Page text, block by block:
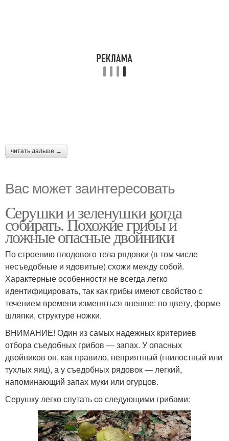
читать дальше →
Вас может заинтересовать
Серушки и зеленушки когда
собирать. Похожие грибы и
ложные опасные двойники
По строению плодового тела рядовки (в том числе
несъедобные и ядовитые) схожи между собой.
Характерные особенности не всегда легко
идентифицировать, так как грибы имеют свойство с
течением времени изменяться внешне: по цвету, форме
шляпки, структуре ножки.
ВНИМАНИЕ! Один из самых надежных критериев
отбора съедобных грибов — запах. У опасных
двойников он, как правило, неприятный (гнилостный или
тухлых яиц), а у съедобных рядовок — легкий,
напоминающий запах муки или огурцов.
Серушку легко спутать со следующими грибами: